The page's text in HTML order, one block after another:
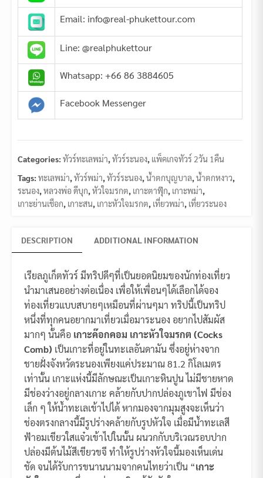
Email: info@real-phukettour.com
Line: @realphukettour
Whatsapp: +66 86 3884605
Facebook Messenger
Categories: ทัวร์ทะเลพม่า,ทัวร์ระนอง, แพ็คเกจทัวร์ 2วัน 1คืน
Tags: ทะเลพม่า,ทัวร์พม่า,ทัวร์ระนอง,น้ำตกบุญบาล,น้ำตกหงาว,
ระนอง,หลวงพ่อ ดีบุก,หัวใจมรกต, เกาะตาฟุ๊ก, เกาะพม่า,
เกาะย่านเชือก, เกาะสน, เกาะหัวใจมรกต, เที่ยวพม่า, เที่ยวระนอง
DESCRIPTION ADDITIONAL INFORMATION
เรียลภูเก็ตทัวร์ มีทริปดีๆที่เป็นยอดนิยมของนักท่องเที่ยว
นำมาเสนออย่างต่อเนื่อง เพื่อให้เพื่อนๆได้เลือกได้จอง
ท่องเที่ยวแบบสบายๆเหมือนที่ผ่านๆมา ทริปนี้เป็นทริป
หนึ่งที่ทุกคนอยากมาเที่ยวเมื่อมาระนอง อยากไปสัมผัส
มากๆ นั้นคือ เกาะค๊อกคอม เกาะหัวใจมรกต (Cocks
Comb) เป็นเกาะที่อยู่ในทะเลอันดามัน ซึ่งอยู่ห่างจาก
ชายฝั่งจังหวัดระนองเพียงแค่ประมาณ 81.2 กิโลเมตร
เท่านั้น เกาะแห่งนี้มีลักษณะเป็นเกาะหินปูน ไม่มีชายหาด
มีช่องว่างอยู่กลางเกาะ คล้ายกับปากปล่องภูเขาไฟ มีช่อง
เล็ก ๆ ให้น้ำทะเลเข้าไปได้ หากมองจากมุมสูงจะเห็นว่า
ช่องตรงกลางนี้มีรูปร่างคล้ายกับรูปหัวใจ เมื่อมีน้ำทะเลสี
ฟ้าอมเขียวใสแจ๋วเข้าไปในนั้น ผนวกกับบริเวณรอบปาก
ปล่องมีต้นไม้สีเขียวขจี ทำให้รูปร่างหัวใจนี้มองเห็นเด่น
ชัด จนได้รับการขนานนามจากคนไทยว่าเป็น “เกาะ